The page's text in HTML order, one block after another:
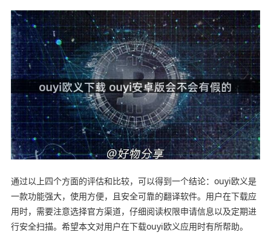
通过以上四个方面的评估和比较，可以得到一个结论：ouyi欧义是
一款功能强大，使用方便，且安全可靠的翻译软件。用户在下载应
用时，需要注意选择官方渠道，仔细阅读权限申请信息以及定期进
行安全扫描。希望本文对用户在下载ouyi欧义应用时有所帮助。